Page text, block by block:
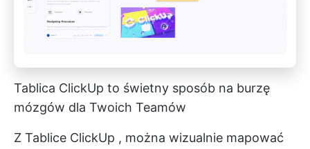
Tablica ClickUp to świetny sposób na burzę
mózgów dla Twoich Teamów
Z Tablice ClickUp , można wizualnie mapować